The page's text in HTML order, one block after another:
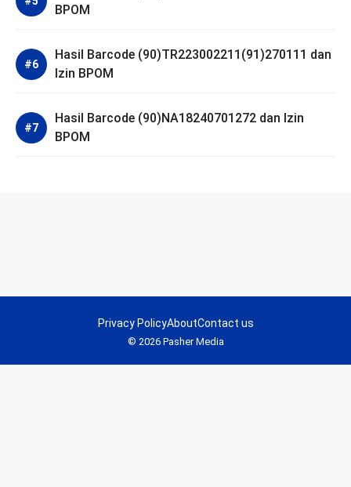
BPOM
Hasil Barcode (90)TR223002211(91)270111 dan
Izin BPOM
Hasil Barcode (90)NA18240701272 dan Izin
BPOM
© 2026 Pasher Media
Privacy PolicyAboutContact us